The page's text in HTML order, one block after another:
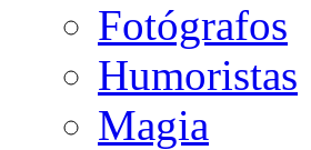
Fotógrafos
Humoristas
Magia